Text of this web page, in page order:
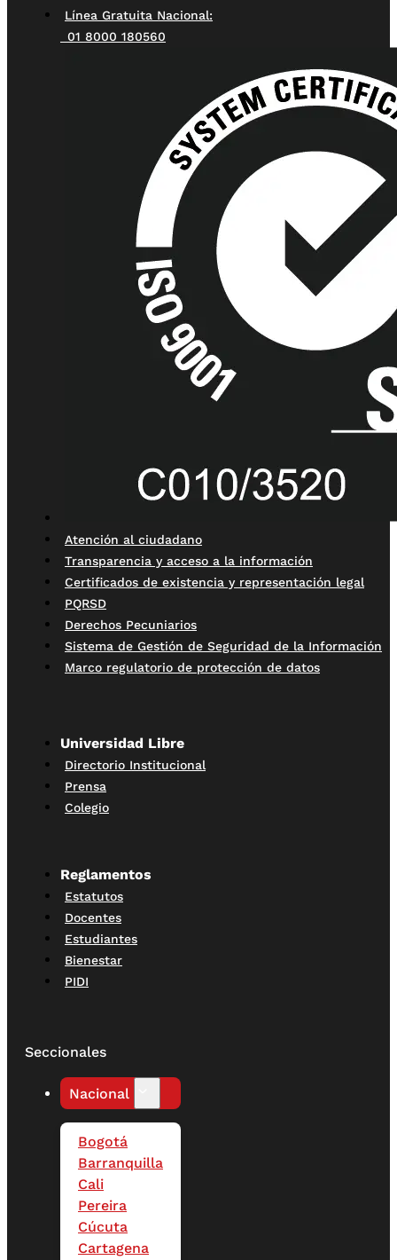
Línea Gratuita Nacional:
01 8000 180560
Atención al ciudadano
Transparencia y acceso a la información
Certificados de existencia y representación legal
PQRSD
Derechos Pecuniarios
Sistema de Gestión de Seguridad de la Información
Marco regulatorio de protección de datos
Universidad Libre
Directorio Institucional
Prensa
Colegio
Reglamentos
Estatutos
Docentes
Estudiantes
Bienestar
PIDI
Seccionales
Nacional
Bogotá
Barranquilla
Cali
Pereira
Cúcuta
Cartagena